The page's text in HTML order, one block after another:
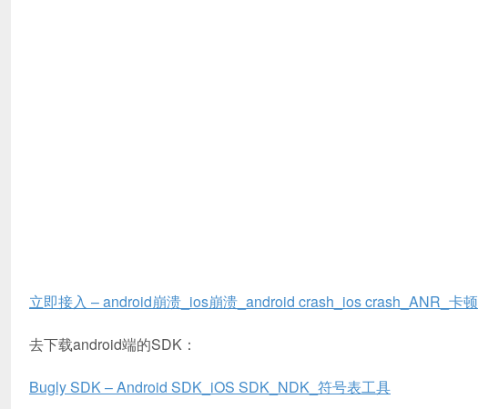
立即接入 – android崩溃_ios崩溃_android crash_ios crash_ANR_卡顿
去下载android端的SDK：
Bugly SDK – Android SDK_iOS SDK_NDK_符号表工具